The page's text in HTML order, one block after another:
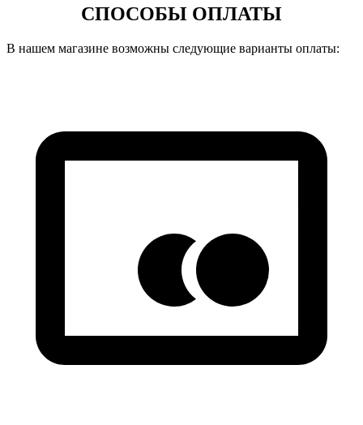
СПОСОБЫ ОПЛАТЫ
В нашем магазине возможны следующие варианты оплаты: